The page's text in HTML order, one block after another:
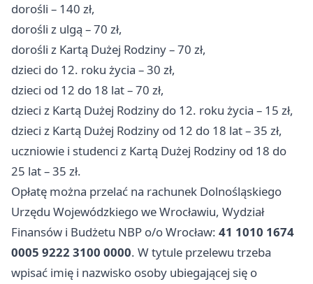
dorośli – 140 zł,
dorośli z ulgą – 70 zł,
dorośli z Kartą Dużej Rodziny – 70 zł,
dzieci do 12. roku życia – 30 zł,
dzieci od 12 do 18 lat – 70 zł,
dzieci z Kartą Dużej Rodziny do 12. roku życia – 15 zł,
dzieci z Kartą Dużej Rodziny od 12 do 18 lat – 35 zł,
uczniowie i studenci z Kartą Dużej Rodziny od 18 do
25 lat – 35 zł.
Opłatę można przelać na rachunek Dolnośląskiego
Urzędu Wojewódzkiego weWrocławiu, Wydział
Finansów i Budżetu NBP o/o Wrocław: 41 1010 1674
0005 9222 3100 0000. W tytule przelewu trzeba
wpisać imię i nazwisko osoby ubiegającej się o